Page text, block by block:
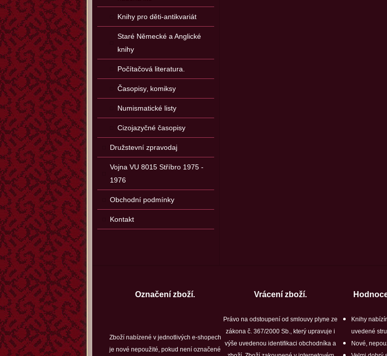
Knihy pro děti-antikvariát
Staré Německé a Anglické
knihy
Počítačová literatura.
Časopisy‚ komiksy
Numismatické listy
Cizojazyčné časopisy
Družstevní zpravodaj
Vojna VU 8015 Stříbro 1975 -
1976
Obchodní podmínky
Kontakt
Označení zboží. Vrácení zboží.
Zboží nabízené v jednotlivých e-shopech
je nové nepoužité, pokud není označené
Právo na odstoupení od smlouvy plyne ze
zákona č. 367/2000 Sb., který upravuje i
výše uvedenou identifikaci obchodníka a
Knihy
uvedené
Nové,